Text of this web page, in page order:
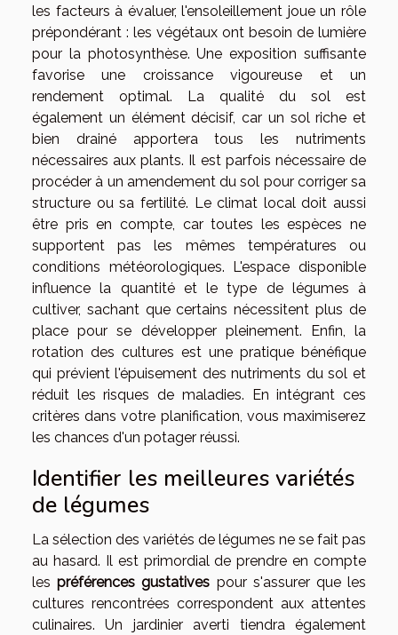
les facteurs à évaluer, l'ensoleillement joue un rôle
prépondérant : les végétaux ont besoin de lumière
pour la photosynthèse. Une exposition suffisante
favorise une croissance vigoureuse et un
rendement optimal. La qualité du sol est
également un élément décisif, car un sol riche et
bien drainé apportera tous les nutriments
nécessaires aux plants. Il est parfois nécessaire de
procéder à un amendement du sol pour corriger sa
structure ou sa fertilité. Le climat local doit aussi
être pris en compte, car toutes les espèces ne
supportent pas les mêmes températures ou
conditions météorologiques. L'espace disponible
influence la quantité et le type de légumes à
cultiver, sachant que certains nécessitent plus de
place pour se développer pleinement. Enfin, la
rotation des cultures est une pratique bénéfique
qui prévient l'épuisement des nutriments du sol et
réduit les risques de maladies. En intégrant ces
critères dans votre planification, vous maximiserez
les chances d'un potager réussi.
Identifier les meilleures variétés
de légumes
La sélection des variétés de légumes ne se fait pas
au hasard. Il est primordial de prendre en compte
lespréférences gustatives pour s'assurer que les
cultures rencontrées correspondent aux attentes
culinaires. Un jardinier averti tiendra également